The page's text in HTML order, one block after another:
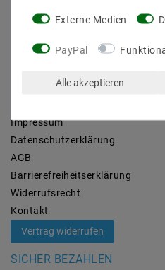
Über Uns
Ihr Warenkorb
Ihr Shop-Konto
Impressum
Daten­schutz­erklärung
AGB
Barrierefreiheitserklärung
Widerrufs­recht
Kontakt
Vertrag widerrufen
SICHER BEZAHLEN
Externe Medien
PayPal
Alle akzeptieren